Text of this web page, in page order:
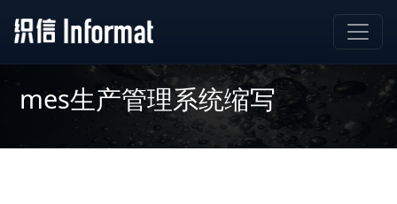
mes生产管理系统缩写